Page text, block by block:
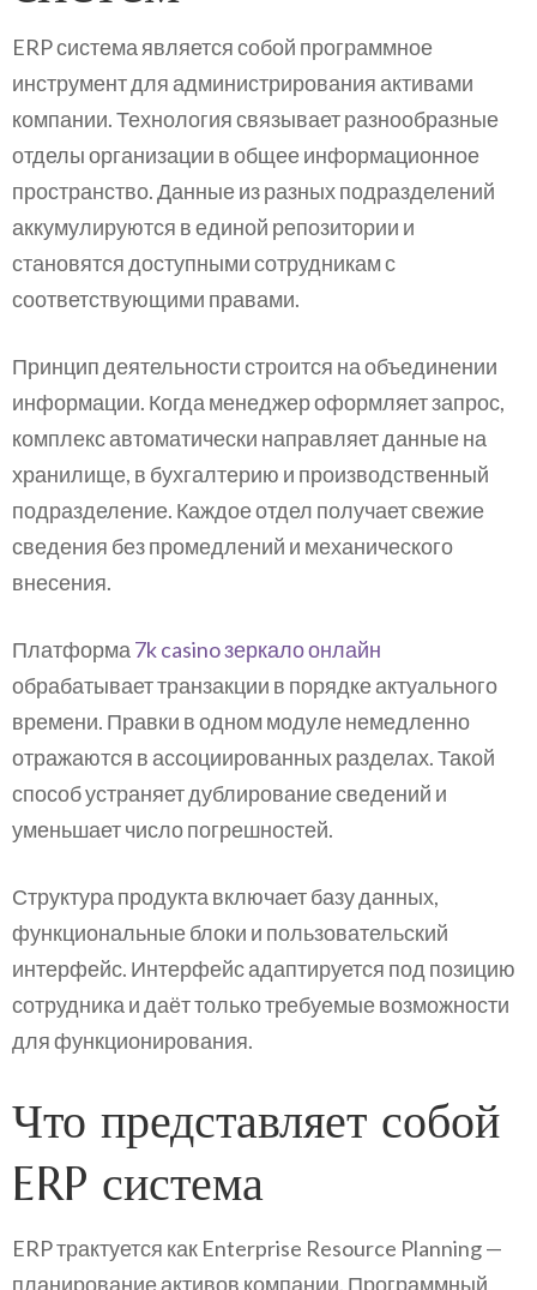
ERP система является собой программное
инструмент для администрирования активами
компании. Технология связывает разнообразные
отделы организации в общее информационное
пространство. Данные из разных подразделений
аккумулируются в единой репозитории и
становятся доступными сотрудникам с
соответствующими правами.
Принцип деятельности строится на объединении
информации. Когда менеджер оформляет запрос,
комплекс автоматически направляет данные на
хранилище, в бухгалтерию и производственный
подразделение. Каждое отдел получает свежие
сведения без промедлений и механического
внесения.
Платформа 7k casino зеркало онлайн
обрабатывает транзакции в порядке актуального
времени. Правки в одном модуле немедленно
отражаются в ассоциированных разделах. Такой
способ устраняет дублирование сведений и
уменьшает число погрешностей.
Структура продукта включает базу данных,
функциональные блоки и пользовательский
интерфейс. Интерфейс адаптируется под позицию
сотрудника и даёт только требуемые возможности
для функционирования.
Что представляет собой
ERP система
ERP трактуется как Enterprise Resource Planning —
планирование активов компании. Программный